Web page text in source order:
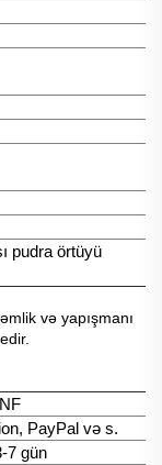
pudra örtüyü
və yapışmanı
PayPal və s.
7 gün